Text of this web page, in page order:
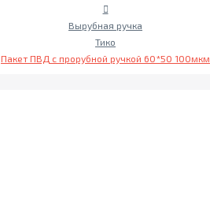
Вырубная ручка
Тико
Пакет ПВД с прорубной ручкой 60*50 100мкм